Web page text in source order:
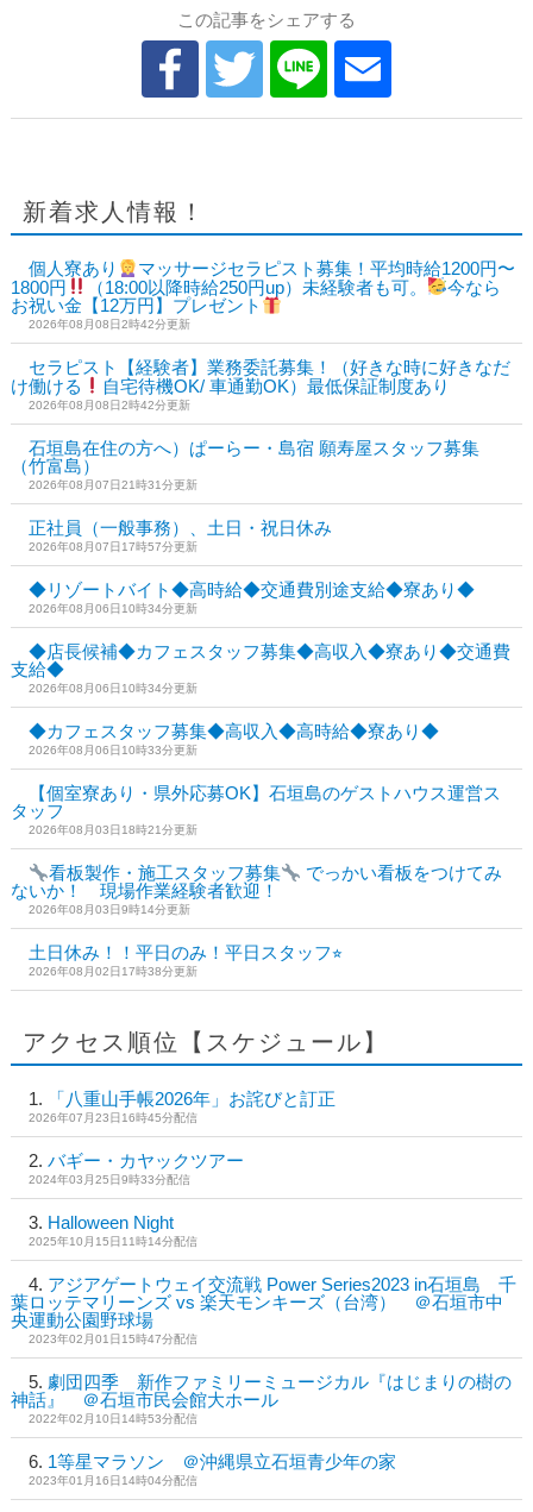
この記事をシェアする
新着求人情報！
個人寮あり
マッサージセラピスト募集！平均時給1200円〜
1800円
（18:00以降時給250円up）未経験者も可。
今なら
お祝い金【12万円】プレゼント
2026年08月08日2時42分更新
セラピスト【経験者】業務委託募集！（好きな時に好きなだ
け働ける
自宅待機OK/ 車通勤OK）最低保証制度あり
2026年08月08日2時42分更新
石垣島在住の方へ）ぱーらー・島宿 願寿屋スタッフ募集
（竹富島）
2026年08月07日21時31分更新
正社員（一般事務）、土日・祝日休み
2026年08月07日17時57分更新
◆リゾートバイト◆高時給◆交通費別途支給◆寮あり◆
2026年08月06日10時34分更新
◆店長候補◆カフェスタッフ募集◆高収入◆寮あり◆交通費
支給◆
2026年08月06日10時34分更新
◆カフェスタッフ募集◆高収入◆高時給◆寮あり◆
2026年08月06日10時33分更新
【個室寮あり・県外応募OK】石垣島のゲストハウス運営ス
タッフ
2026年08月03日18時21分更新
看板製作・施工スタッフ募集
でっかい看板をつけてみ
ないか！ 現場作業経験者歓迎！
2026年08月03日9時14分更新
土日休み！！平日のみ！平日スタッフ⭐︎
2026年08月02日17時38分更新
アクセス順位【スケジュール】
「八重山手帳2026年」お詫びと訂正
2026年07月23日16時45分配信
バギー・カヤックツアー
2024年03月25日9時33分配信
Halloween Night
2025年10月15日11時14分配信
アジアゲートウェイ交流戦 Power Series2023 in石垣島 千
葉ロッテマリーンズ vs 楽天モンキーズ（台湾） ＠石垣市中
央運動公園野球場
2023年02月01日15時47分配信
劇団四季 新作ファミリーミュージカル『はじまりの樹の
神話』 ＠石垣市民会館大ホール
2022年02月10日14時53分配信
1等星マラソン ＠沖縄県立石垣青少年の家
2023年01月16日14時04分配信